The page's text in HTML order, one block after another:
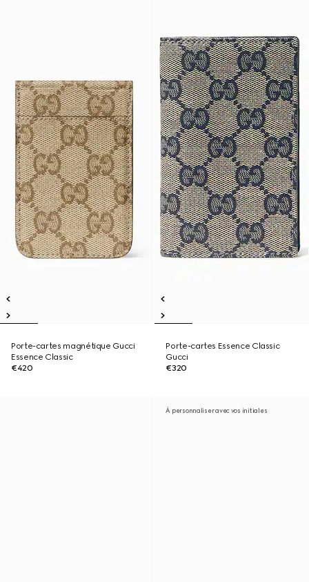
Porte-cartes magnétique Gucci
Essence Classic
€420
Porte-cartes Essence Classic
Gucci
€320
À personnaliser avec vos initiales